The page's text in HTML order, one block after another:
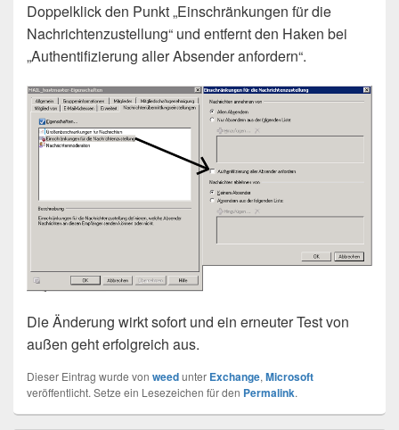
Doppelklick den Punkt „Einschränkungen für die
Nachrichtenzustellung“ und entfernt den Haken bei
„Authentifizierung aller Absender anfordern“.
Die Änderung wirkt sofort und ein erneuter Test von
außen geht erfolgreich aus.
Dieser Eintrag wurde von weedunter Exchange, Microsoft
veröffentlicht. Setze ein Lesezeichen für den Permalink.